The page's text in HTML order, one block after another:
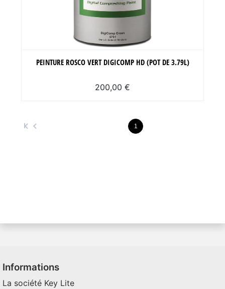
PEINTURE ROSCO VERT DIGICOMP HD (POT DE 3.79L)
200,00 €
1
Informations
La société Key Lite